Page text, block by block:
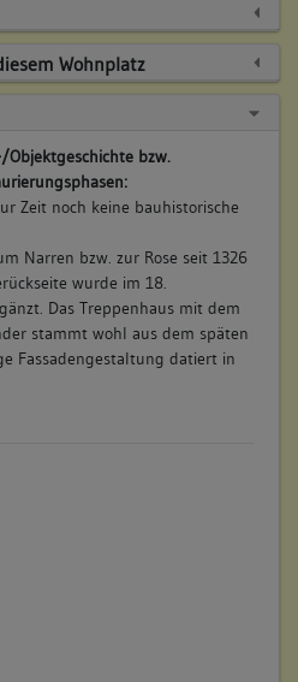
Wohnplatz
Objektgeschichte bzw.
Zeit noch keine bauhistorische
Narren bzw. zur Rose seit 1326
wurde im 18.
Das Treppenhaus mit dem
stammt wohl aus dem späten
Fassadengestaltung datiert in